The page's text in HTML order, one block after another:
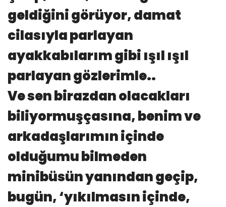
geldiğini görüyor, damat
cilasıyla parlayan
ayakkabılarım gibi ışıl ışıl
parlayan gözlerimle..
Ve sen birazdan olacakları
biliyormuşçasına, benim ve
arkadaşlarımın içinde
olduğumu bilmeden
minibüsün yanından geçip,
bugün, ‘yıkılmasın içinde,